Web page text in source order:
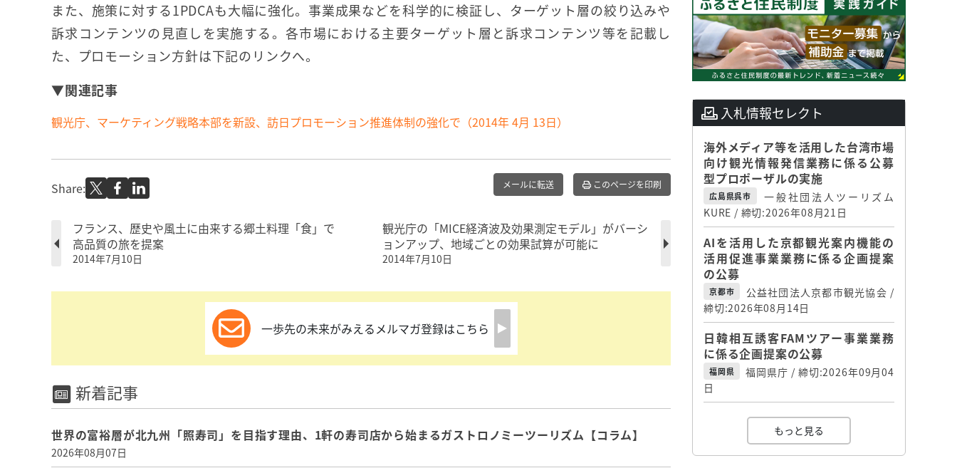
また、施策に対する1PDCAも大幅に強化。事業成果などを科学的に検証し、ターゲット層の絞り込みや
訴求コンテンツの見直しを実施する。各市場における主要ターゲット層と訴求コンテンツ等を記載し
た、プロモーション方針は下記のリンクへ。
▼関連記事
観光庁、マーケティング戦略本部を新設、訪日プロモーション推進体制の強化で（2014年 4月 13日）
Share: メールに転送 このページを印刷
フランス、歴史や風土に由来する郷土料理「食」で
高品質の旅を提案
2014年7月10日
観光庁の「MICE経済波及効果測定モデル」がバーシ
ョンアップ、地域ごとの効果試算が可能に
2014年7月10日
一歩先の未来がみえるメルマガ登録はこちら
新着記事
世界の富裕層が北九州「照寿司」を目指す理由、1軒の寿司店から始まるガストロノミーツーリズム【コラム】
2026年08月07日
入札情報セレクト
海外メディア等を活用した台湾市場
向け観光情報発信業務に係る公募
型プロポーザルの実施
広島県呉市
一般社団法人ツーリズム
KURE / 締切:2026年08月21日
AIを活用した京都観光案内機能の
活用促進事業業務に係る企画提案
の公募
京都市
公益社団法人京都市観光協会 /
締切:2026年08月14日
日韓相互誘客FAMツアー事業業務
に係る企画提案の公募
福岡県
福岡県庁 / 締切:2026年09月04
日
もっと見る